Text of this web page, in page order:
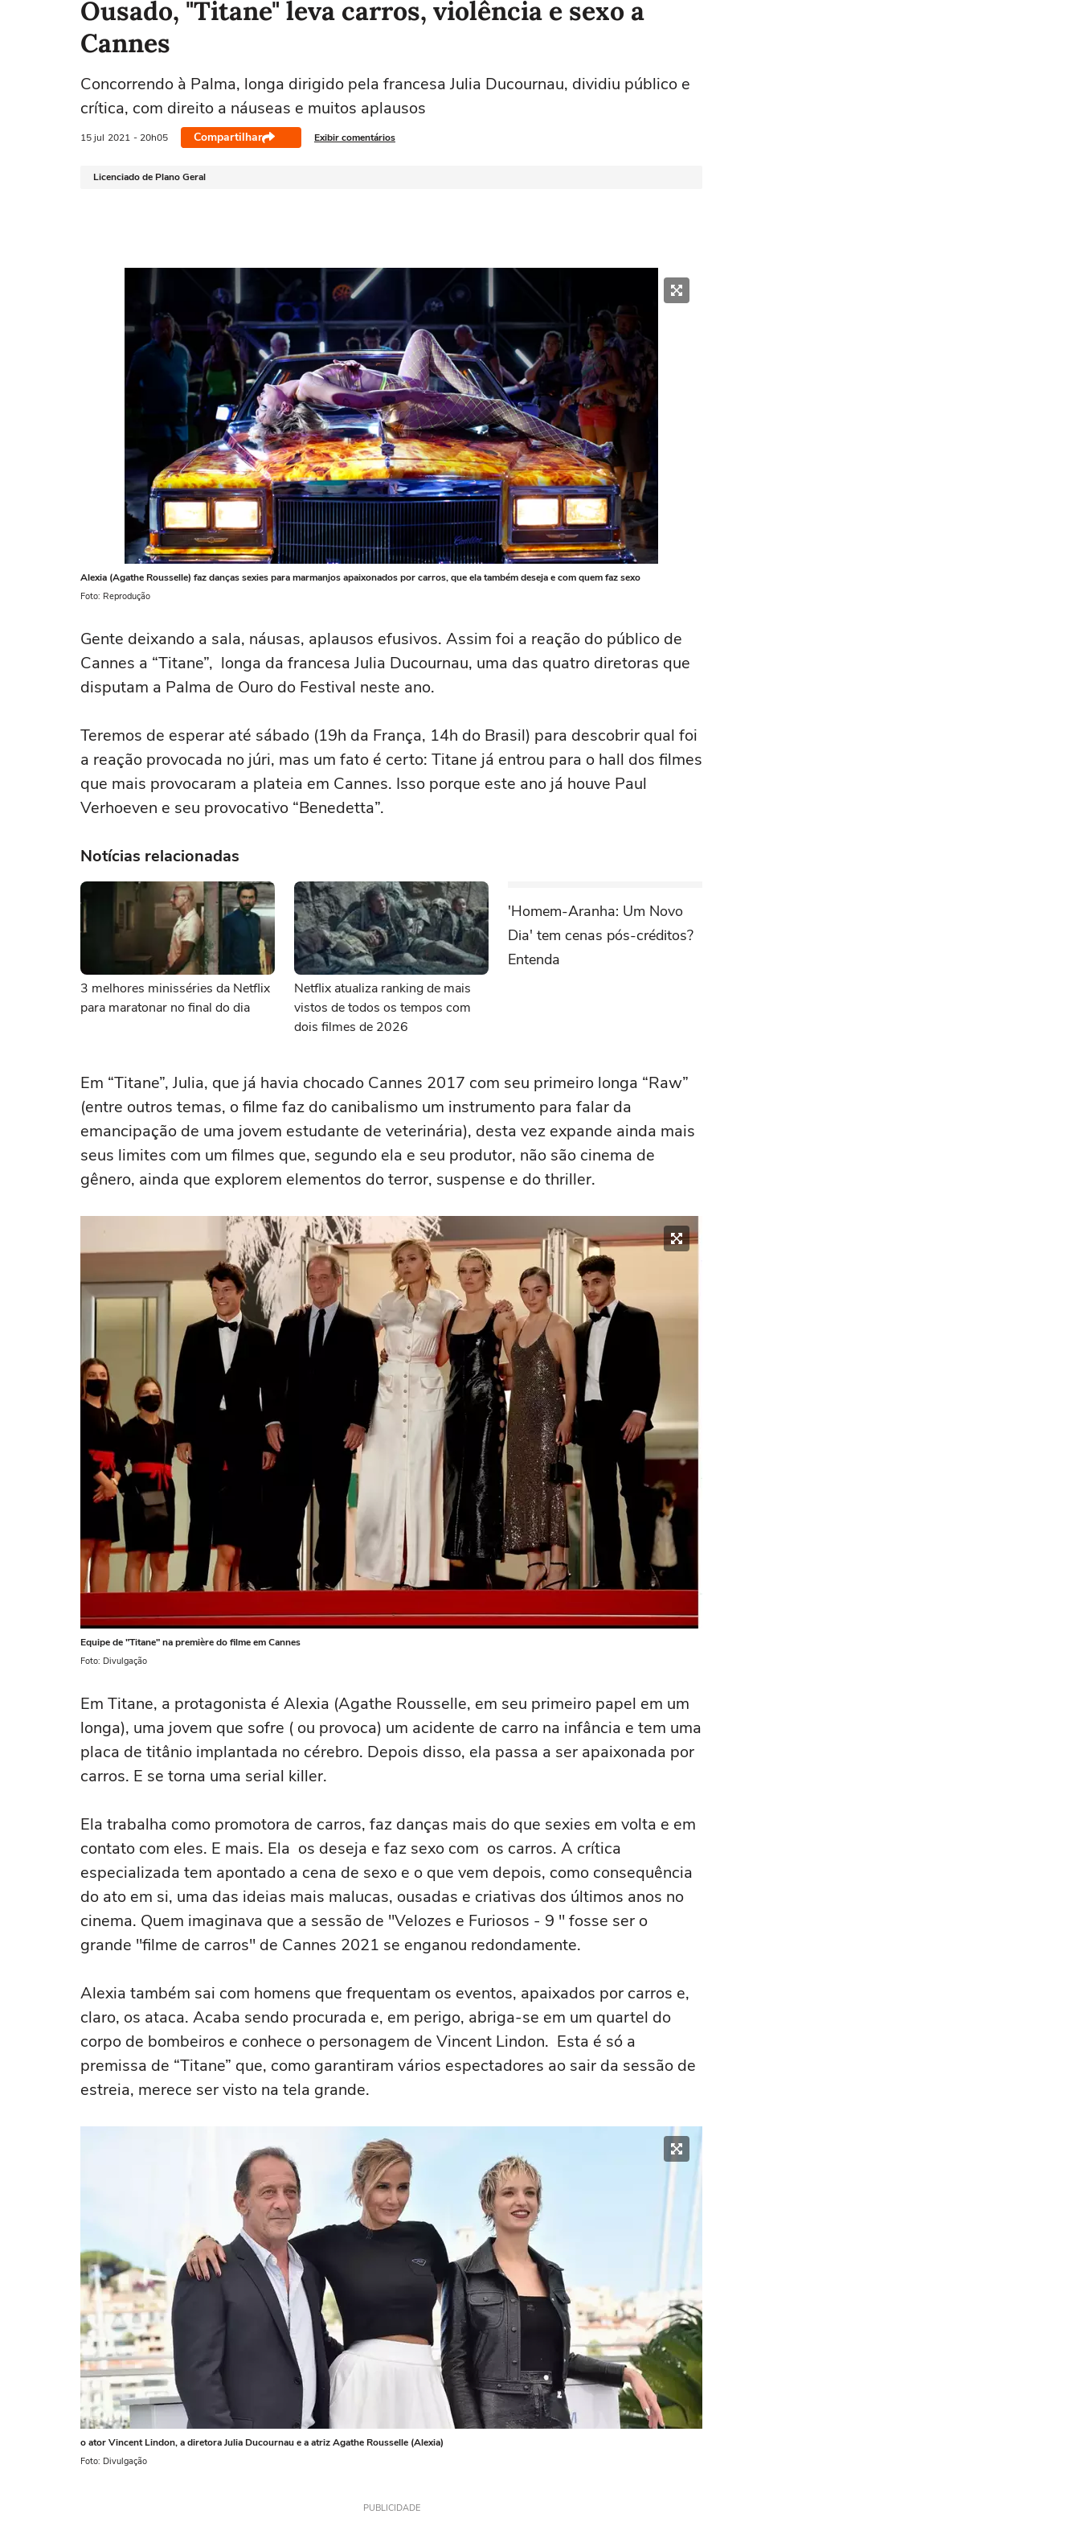
Ousado, "Titane" leva carros, violência e sexo a
Cannes
Concorrendo à Palma, longa dirigido pela francesa Julia Ducournau, dividiu público e
crítica, com direito a náuseas e muitos aplausos
15 jul 2021 - 20h05 Compartilhar Exibir comentários
Licenciado de Plano Geral
Alexia (Agathe Rousselle) faz danças sexies para marmanjos apaixonados por carros, que ela também deseja e com quem faz sexo
Foto: Reprodução
Gente deixando a sala, náusas, aplausos efusivos. Assim foi a reação do público de
Cannes a “Titane”, longa da francesa Julia Ducournau, uma das quatro diretoras que
disputam a Palma de Ouro do Festival neste ano.
Teremos de esperar até sábado (19h da França, 14h do Brasil) para descobrir qual foi
a reação provocada no júri, mas um fato é certo: Titane já entrou para o hall dos filmes
que mais provocaram a plateia em Cannes. Isso porque este ano já houve Paul
Verhoeven e seu provocativo “Benedetta”.
Notícias relacionadas
3 melhores minisséries da Netflix
para maratonar no final do dia
Netflix atualiza ranking de mais
vistos de todos os tempos com
dois filmes de 2026
'Homem-Aranha: Um Novo
Dia' tem cenas pós-créditos?
Entenda
Em “Titane”, Julia, que já havia chocado Cannes 2017 com seu primeiro longa “Raw”
(entre outros temas, o filme faz do canibalismo um instrumento para falar da
emancipação de uma jovem estudante de veterinária), desta vez expande ainda mais
seus limites com um filmes que, segundo ela e seu produtor, não são cinema de
gênero, ainda que explorem elementos do terror, suspense e do thriller.
Equipe de "Titane" na première do filme em Cannes
Foto: Divulgação
Em Titane, a protagonista é Alexia (Agathe Rousselle, em seu primeiro papel em um
longa), uma jovem que sofre ( ou provoca) um acidente de carro na infância e tem uma
placa de titânio implantada no cérebro. Depois disso, ela passa a ser apaixonada por
carros. E se torna uma serial killer.
Ela trabalha como promotora de carros, faz danças mais do que sexies em volta e em
contato com eles. E mais. Ela os deseja e faz sexo com os carros. A crítica
especializada tem apontado a cena de sexo e o que vem depois, como consequência
do ato em si, uma das ideias mais malucas, ousadas e criativas dos últimos anos no
cinema. Quem imaginava que a sessão de "Velozes e Furiosos - 9 " fosse ser o
grande "filme de carros" de Cannes 2021 se enganou redondamente.
Alexia também sai com homens que frequentam os eventos, apaixados por carros e,
claro, os ataca. Acaba sendo procurada e, em perigo, abriga-se em um quartel do
corpo de bombeiros e conhece o personagem de Vincent Lindon. Esta é só a
premissa de “Titane” que, como garantiram vários espectadores ao sair da sessão de
estreia, merece ser visto na tela grande.
o ator Vincent Lindon, a diretora Julia Ducournau e a atriz Agathe Rousselle (Alexia)
Foto: Divulgação
PUBLICIDADE